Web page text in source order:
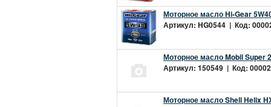
Моторное масло Hi-Gear
Артикул: HG0544 | Код:
Моторное масло Mobil Super
Артикул: 150549 | Код:
Моторное масло Shell Helix